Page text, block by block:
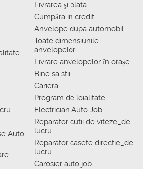
Auto
Livrarea şi plata
Сumpăra in credit
Anvelope dupa automobil
Toate dimensiunile
anvelopelor
Livrare anvelopelor în orașe
Bine sa stii
Cariera
Program de loialitate
Electrician Auto Job
Reparator cutii de viteze_de
lucru
Reparator casete directie_de
lucru
Carosier auto job